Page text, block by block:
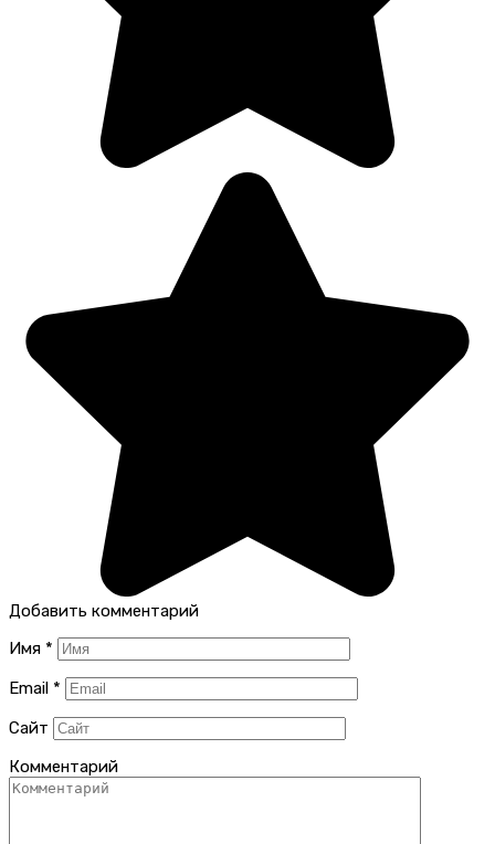
Добавить комментарий
Имя *
Email *
Сайт
Комментарий